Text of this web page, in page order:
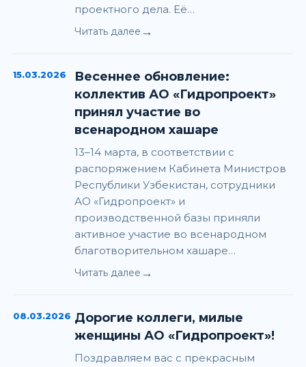
проектного дела. Её…
Читать далее →
15.03.2026
Весеннее обновление:
коллектив АО «Гидропроект»
принял участие во
всенародном хашаре
13–14 марта, в соответствии с
распоряжением Кабинета Министров
Республики Узбекистан, сотрудники
АО «Гидропроект» и
производственной базы приняли
активное участие во всенародном
благотворительном хашаре…
Читать далее →
08.03.2026 Дорогие коллеги, милые
женщины АО «Гидропроект»!
Поздравляем вас с прекрасным